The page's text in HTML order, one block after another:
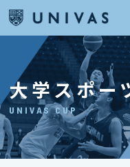
大学スポー
UNIVAS CUP